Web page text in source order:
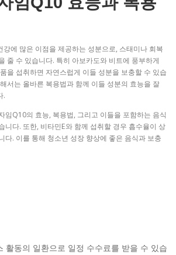
에 많은 이점을 제공하는 성분으로, 스태미나 회복
줄 수 있습니다. 특히 아보카도와 비트에 풍부하게
을 섭취하면 자연스럽게 이들 성분을 보충할 수 있습
서는 올바른 복용법과 함께 이들 성분의 효능을 잘
.
임Q10의 효능, 복용법, 그리고 이들을 포함하는 음식
니다. 또한, 비타민E와 함께 섭취할 경우 흡수율이 상
다. 이를 통해 청소년 성장 향상에 좋은 음식과 보충
활동의 일환으로 일정 수수료를 받을 수 있습